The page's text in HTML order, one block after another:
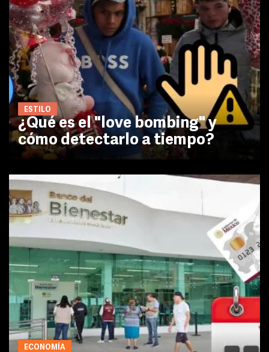
ESTILO
¿Qué es el "love bombing" y
cómo detectarlo a tiempo?
ECONOMÍA